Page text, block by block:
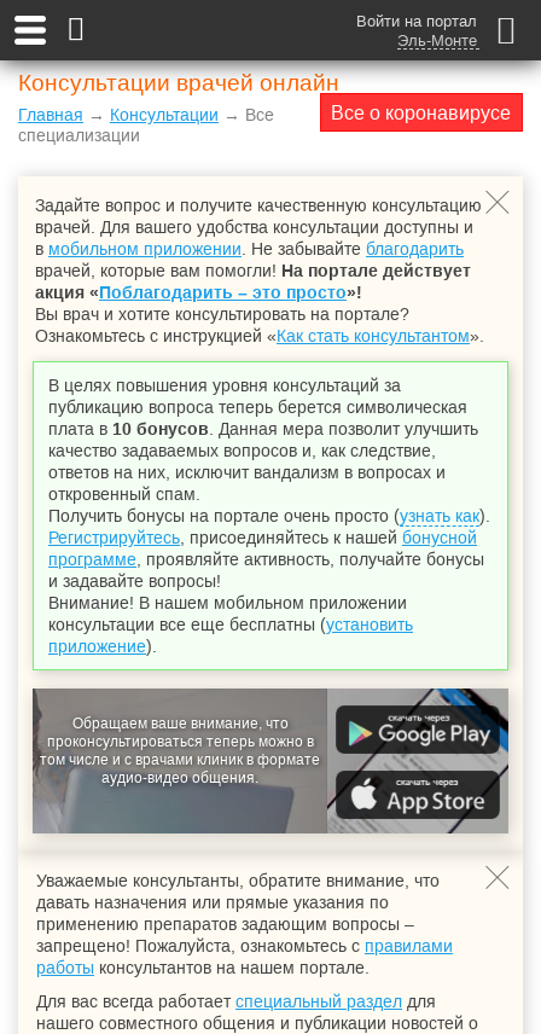
Войти на портал
Эль-Монте
Консультации врачей онлайн
Все о коронавирусе
Главная → Консультации → Все
специализации
Задайте вопрос и получите качественную консультацию
врачей. Для вашего удобства консультации доступны и
в мобильном приложении . Не забывайте благодарить
врачей, которые вам помогли! На портале действует
акция «Поблагодарить – это просто»!
Вы врач и хотите консультировать на портале?
Ознакомьтесь с инструкцией «Как стать консультантом».
В целях повышения уровня консультаций за
публикацию вопроса теперь берется символическая
плата в 10 бонусов . Данная мера позволит улучшить
качество задаваемых вопросов и, как следствие,
ответов на них, исключит вандализм в вопросах и
откровенный спам.
Получить бонусы на портале очень просто (узнать как).
Регистрируйтесь , присоединяйтесь к нашей бонусной
программе , проявляйте активность, получайте бонусы
и задавайте вопросы!
Внимание! В нашем мобильном приложении
консультации все еще бесплатны (установить
приложение).
Обращаем ваше внимание, что
проконсультироваться теперь можно в
том числе и с врачами клиник в формате
аудио-видео общения.
Уважаемые консультанты, обратите внимание, что
давать назначения или прямые указания по
применению препаратов задающим вопросы –
запрещено! Пожалуйста, ознакомьтесь с правилами
работы консультантов на нашем портале.
Для вас всегда работаетспециальный раздел для
нашего совместного общения и публикации новостей о